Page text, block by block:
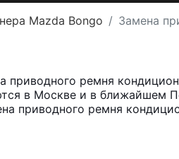
Mazda Bongo Замена
ремня
в Москве и в ближайшем
приводного ремня